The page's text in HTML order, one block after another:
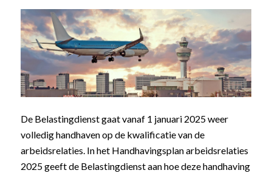
De Belastingdienst gaat vanaf 1 januari 2025 weer
volledig handhaven op de kwalificatie van de
arbeidsrelaties. In het Handhavingsplan arbeidsrelaties
2025 geeft de Belastingdienst aan hoe deze handhaving